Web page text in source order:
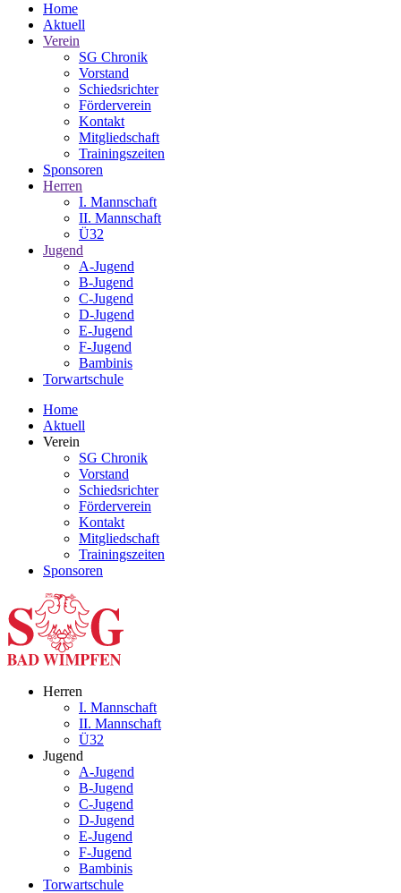
Home
Aktuell
Verein
SG Chronik
Vorstand
Schiedsrichter
Förderverein
Kontakt
Mitgliedschaft
Trainingszeiten
Sponsoren
Herren
I. Mannschaft
II. Mannschaft
Ü32
Jugend
A-Jugend
B-Jugend
C-Jugend
D-Jugend
E-Jugend
F-Jugend
Bambinis
Torwartschule
Home
Aktuell
Verein
SG Chronik
Vorstand
Schiedsrichter
Förderverein
Kontakt
Mitgliedschaft
Trainingszeiten
Sponsoren
Herren
I. Mannschaft
II. Mannschaft
Ü32
Jugend
A-Jugend
B-Jugend
C-Jugend
D-Jugend
E-Jugend
F-Jugend
Bambinis
Torwartschule